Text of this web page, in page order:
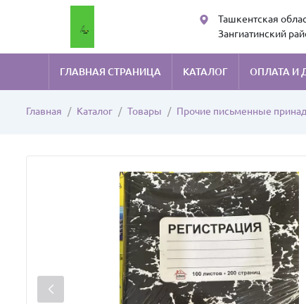
Ташкентская
Зангиатинский
ГЛАВНАЯ СТРАНИЦА КАТАЛОГ ОПЛАТА И
Главная Каталог Товары Прочие письменные